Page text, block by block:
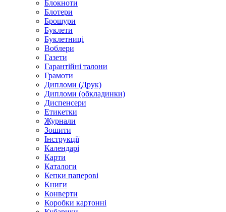
Блокноти
Блотери
Брошури
Буклети
Буклетниці
Воблери
Газети
Гарантійні талони
Грамоти
Дипломи (Друк)
Дипломи (обкладинки)
Диспенсери
Етикетки
Журнали
Зошити
Інструкції
Календарі
Карти
Каталоги
Кепки паперові
Книги
Конверти
Коробки картонні